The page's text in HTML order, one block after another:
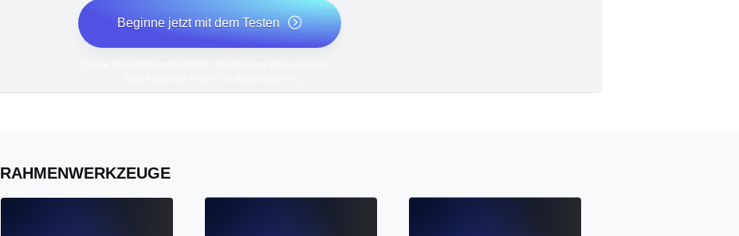
Beginne jetzt mit dem Testen
RAHMENWERKZEUGE